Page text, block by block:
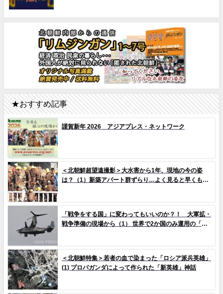
★おすすめ記事
謹賀新年 2026 アジアプレス・ネットワーク
＜北朝鮮超望遠撮影＞大水害から1年、現地の今の姿
は？（1）新築アパート群ずらり…よく見ると早くもタ
「戦争をする国」に変わってもいいのか？！ 大軍拡・
戦争準備の現場から（1） 世界で2か国のみ運用の「欠
＜北朝鮮特集＞若者の血で染まった「ロシア派兵英雄」
(1) プロパガンダによって作られた「新英雄」神話